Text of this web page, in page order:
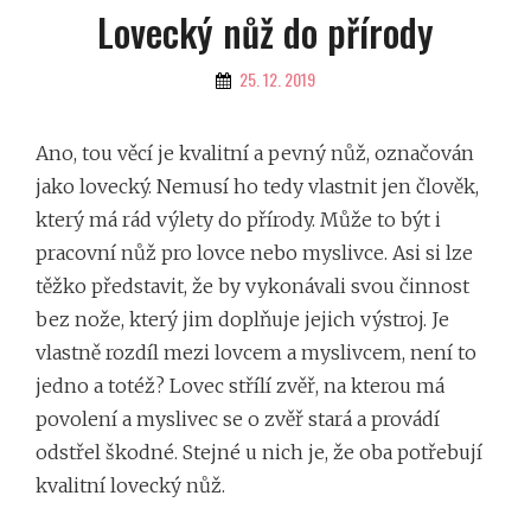
Lovecký nůž do přírody
By 25. 12. 2019
Ano, tou věcí je kvalitní a pevný nůž, označován
jako lovecký. Nemusí ho tedy vlastnit jen člověk,
který má rád výlety do přírody. Může to být i
pracovní nůž pro lovce nebo myslivce. Asi si lze
těžko představit, že by vykonávali svou činnost
bez nože, který jim doplňuje jejich výstroj. Je
vlastně rozdíl mezi lovcem a myslivcem, není to
jedno a totéž? Lovec střílí zvěř, na kterou má
povolení a myslivec se o zvěř stará a provádí
odstřel škodné. Stejné u nich je, že oba potřebují
kvalitní lovecký nůž.
Navigace